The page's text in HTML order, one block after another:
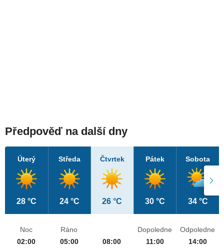
Předpověď na další dny
Úterý
28 °C
Středa
24 °C
Čtvrtek
26 °C
Pátek
30 °C
Sobota
34 °C
Noc
02:00
Ráno
05:00
08:00
Dopoledne
11:00
Odpoledne
14:00